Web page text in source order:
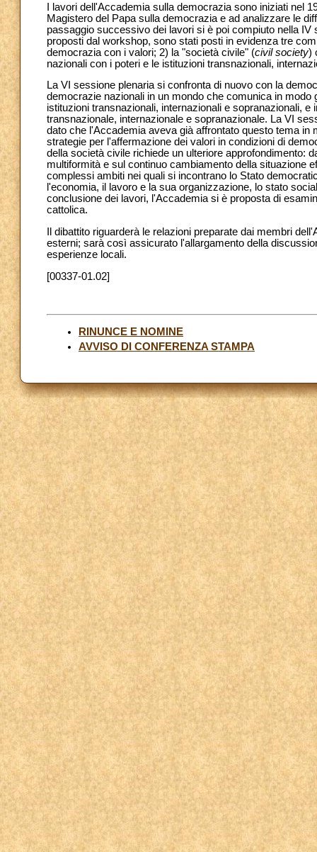
I lavori dell'Accademia sulla democrazia sono iniziati nel
Magistero del Papa sulla democrazia e ad analizzare le
passaggio successivo dei lavori si è poi compiuto nella
proposti dal workshop, sono stati posti in evidenza tre
democrazia con i valori; 2) la "società civile" (civil society)
nazionali con i poteri e le istituzioni transnazionali,
La VI sessione plenaria si confronta di nuovo con la
democrazie nazionali in un mondo che comunica in
istituzioni transnazionali, internazionali e sopranazionali,
transnazionale, internazionale e sopranazionale. La VI
dato che l'Accademia aveva già affrontato questo tema
strategie per l'affermazione dei valori in condizioni di
della società civile richiede un ulteriore approfondimento:
multiformità e sul continuo cambiamento della situazione
complessi ambiti nei quali si incontrano lo Stato
l'economia, il lavoro e la sua organizzazione, lo stato
conclusione dei lavori, l'Accademia si è proposta di
cattolica.
Il dibattito riguarderà le relazioni preparate dai membri
esterni; sarà così assicurato l'allargamento della
esperienze locali.
[00337-01.02]
RINUNCE E NOMINE
AVVISO DI CONFERENZA STAMPA